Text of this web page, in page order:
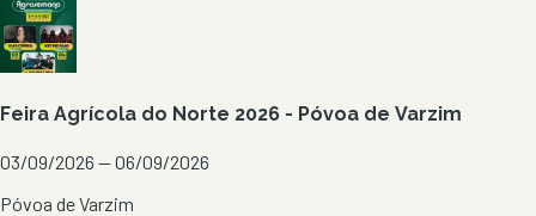
Feira Agrícola do Norte 2026 - Póvoa de Varzim
03/09/2026 — 06/09/2026
Póvoa de Varzim